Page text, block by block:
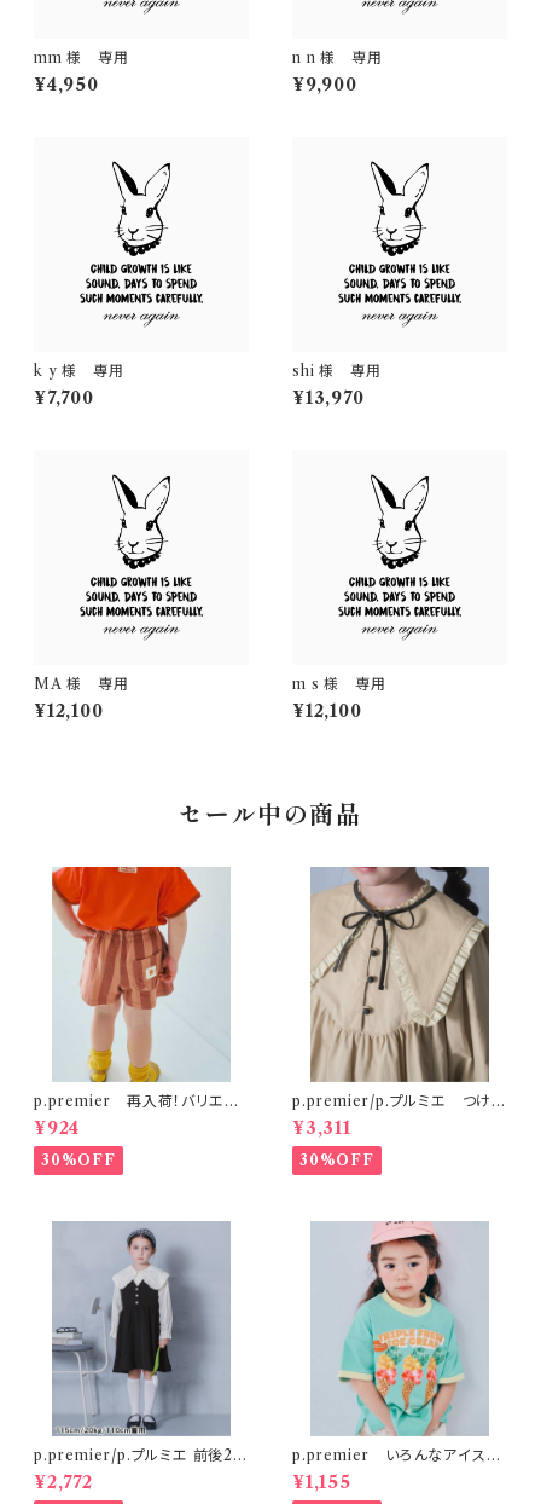
mm 様 専用
¥4,950
n n 様 専用
¥9,900
k y 様 専用
¥7,700
shi 様 専用
¥13,970
MA 様 専用
¥12,100
m s 様 専用
¥12,100
セール中の商品
p.premier 再入荷！バリエー
ションミニ裏毛ハーフパンツ ブ
ラウン
¥924
30%OFF
p.premier/p.プルミエ つけ衿
付き3WAYワンピース ベージ
ュ
¥3,311
30%OFF
p.premier/p.プルミエ 前後2W
AYパールボタンジャンパースカ
ート
¥2,772
p.premier いろんなアイスち
ょーだいグラフィックリンガーT
シャツ ミント
¥1,155